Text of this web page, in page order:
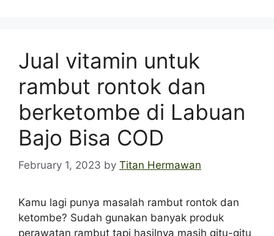
Jual vitamin untuk
rambut rontok dan
berketombe di Labuan
Bajo Bisa COD
February 1, 2023 by Titan Hermawan
Kamu lagi punya masalah rambut rontok dan
ketombe? Sudah gunakan banyak produk
perawatan rambut tapi hasilnya masih gitu-gitu